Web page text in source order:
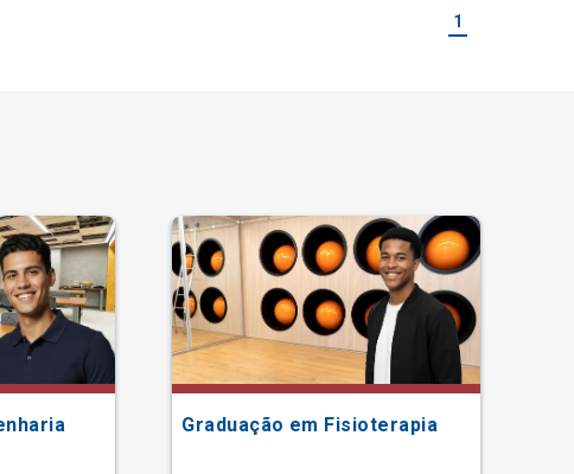
1
Graduação em Fisioterapia